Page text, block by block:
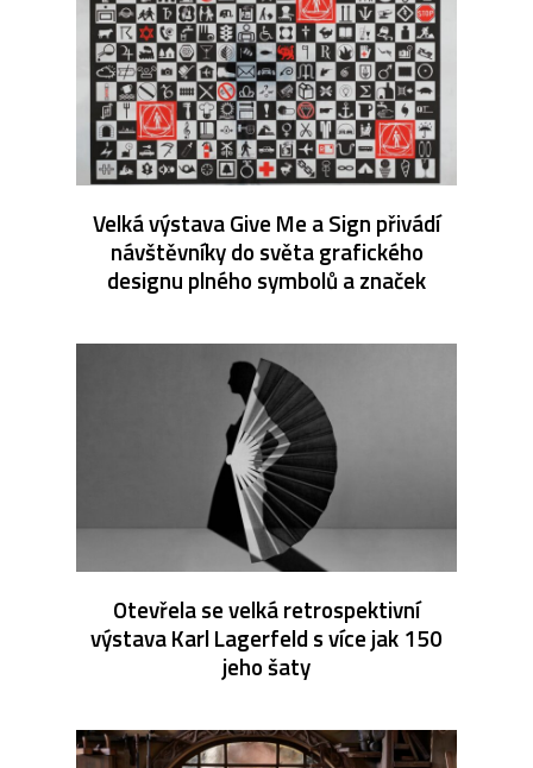
Velká výstava Give Me a Sign přivádí
návštěvníky do světa grafického
designu plného symbolů a značek
Otevřela se velká retrospektivní
výstava Karl Lagerfeld s více jak 150
jeho šaty